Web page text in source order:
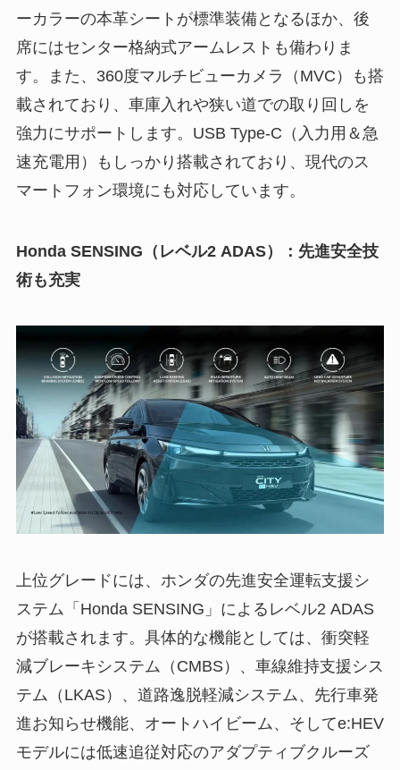
ーカラーの本革シートが標準装備となるほか、後
席にはセンター格納式アームレストも備わりま
す。また、360度マルチビューカメラ（MVC）も搭
載されており、車庫入れや狭い道での取り回しを
強力にサポートします。USB Type-C（入力用＆急
速充電用）もしっかり搭載されており、現代のス
マートフォン環境にも対応しています。
Honda SENSING（レベル2 ADAS）：先進安全技
術も充実
上位グレードには、ホンダの先進安全運転支援シ
ステム「Honda SENSING」によるレベル2 ADAS
が搭載されます。具体的な機能としては、衝突軽
減ブレーキシステム（CMBS）、車線維持支援シス
テム（LKAS）、道路逸脱軽減システム、先行車発
進お知らせ機能、オートハイビーム、そしてe:HEV
モデルには低速追従対応のアダプティブクルーズ